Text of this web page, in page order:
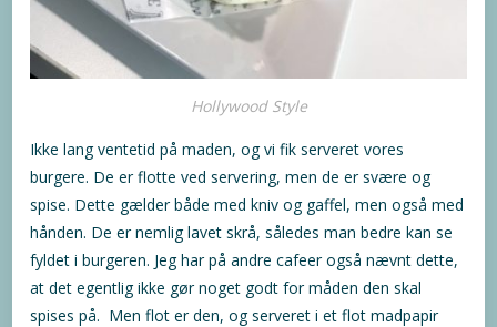
Hollywood Style
Ikke lang ventetid på maden, og vi fik serveret vores
burgere. De er flotte ved servering, men de er svære og
spise. Dette gælder både med kniv og gaffel, men også med
hånden. De er nemlig lavet skrå, således man bedre kan se
fyldet i burgeren. Jeg har på andre cafeer også nævnt dette,
at det egentlig ikke gør noget godt for måden den skal
spises på. Men flot er den, og serveret i et flot madpapir